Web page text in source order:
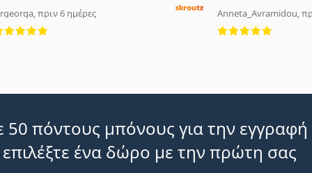
Είναι ιατρικό προϊόν. Διαβάστε τις οδηγίες
πριν 6 ημέρες
5 αξιολογήσεις από 5
Anneta_Avramidou,
5
πόντους μπόνους για την εγγραφή
ένα δώρο με την πρώτη σας